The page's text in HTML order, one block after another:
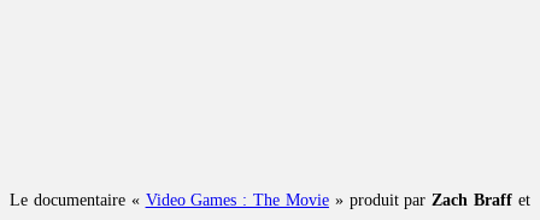
Le documentaire « Video Games : The Movie» produit parZach Braff et